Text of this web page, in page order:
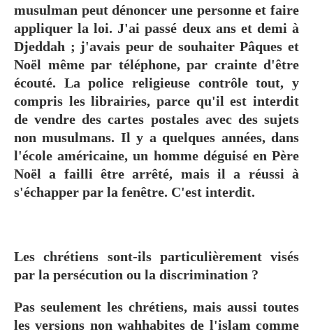
musulman peut dénoncer une personne et faire
appliquer la loi. J'ai passé deux ans et demi à
Djeddah ; j'avais peur de souhaiter Pâques et
Noël même par téléphone, par crainte d'être
écouté. La police religieuse contrôle tout, y
compris les librairies, parce qu'il est interdit
de vendre des cartes postales avec des sujets
non musulmans. Il y a quelques années, dans
l'école américaine, un homme déguisé en Père
Noël a failli être arrêté, mais il a réussi à
s'échapper par la fenêtre. C'est interdit.
Les chrétiens sont-ils particulièrement visés
par la persécution ou la discrimination ?
Pas seulement les chrétiens, mais aussi toutes
les versions non wahhabites de l'islam comme